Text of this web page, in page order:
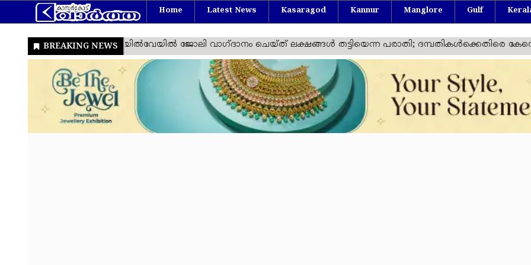
Home Latest News Kasaragod Kannur Manglore Gulf